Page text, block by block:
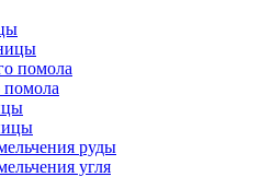
помола
руды
угля